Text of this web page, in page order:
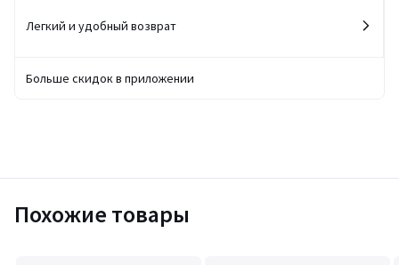
Легкий и удобный возврат
Больше скидок в приложении
Похожие товары